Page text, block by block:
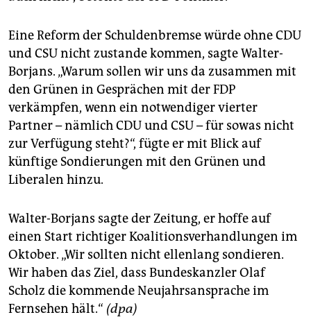
Eine Reform der Schuldenbremse würde ohne CDU
und CSU nicht zustande kommen, sagte Walter-
Borjans. „Warum sollen wir uns da zusammen mit
den Grünen in Gesprächen mit der FDP
verkämpfen, wenn ein notwendiger vierter
Partner – nämlich CDU und CSU – für sowas nicht
zur Verfügung steht?“, fügte er mit Blick auf
künftige Sondierungen mit den Grünen und
Liberalen hinzu.
Walter-Borjans sagte der Zeitung, er hoffe auf
einen Start richtiger Koalitionsverhandlungen im
Oktober. „Wir sollten nicht ellenlang sondieren.
Wir haben das Ziel, dass Bundeskanzler Olaf
Scholz die kommende Neujahrsansprache im
Fernsehen hält.“ (dpa)